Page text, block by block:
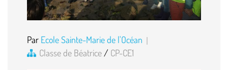
Par Ecole Sainte-Marie de l'Océan
Classe de Béatrice / CP-CE1